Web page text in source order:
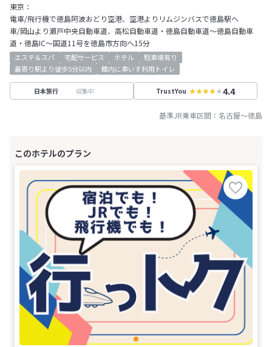
東京：
電車/飛行機で徳島阿波おどり空港、空港よりリムジンバスで徳島駅へ
車/岡山より瀬戸中央自動車道、高松自動車道・徳島自動車道～徳島自動車
道・徳島IC～国道11号を徳島市方向へ15分
エステ＆スパ 宅配サービス ホテル
駐車場有り
最寄り駅より徒歩5分以内
館内に車いす利用トイレ
日本旅行 収集中 TrustYou 4.4
基準JR乗車区間： 名古屋～徳島